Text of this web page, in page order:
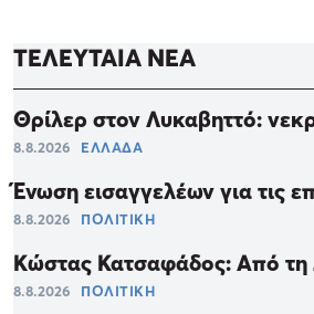
ΤΕΛΕΥΤΑΙΑ ΝΕΑ
Θρίλερ στον Λυκαβηττό:
8.8.2026 ΕΛΛΑΔΑ
Ένωση εισαγγελέων για τις
8.8.2026 ΠΟΛΙΤΙΚΗ
Κώστας Κατσαφάδος: Από τη
8.8.2026 ΠΟΛΙΤΙΚΗ